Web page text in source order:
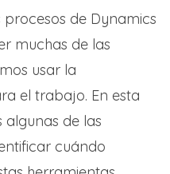
de Dynamics
muchas de las
usar la
el trabajo. En esta
de las
cuándo